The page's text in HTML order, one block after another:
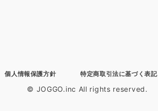
個人情報保護方針 特定商取引法に基づく表記
© JOGGO.inc All rights reserved.